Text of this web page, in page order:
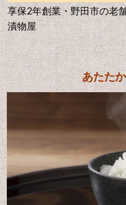
享保2年創業・野田市の老
漬物屋
あたた